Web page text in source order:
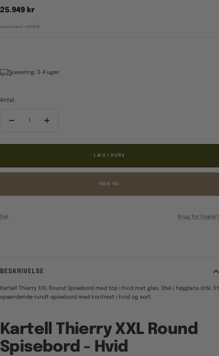
Tilbudspris
25.949 kr
Varenummer:04045BI
Levering: 3-4 uger
Antal:
Reducér
Forøg
LÆG I KURV
KØB NU
Del Brug for hjælp?
BESKRIVELSE
Kartell Thierry XXL Round Spisebord med top i hvid mat glas. Stel i højglans stål. Et
spændende rundt spisebord med kontrast i hvid og sort.
Kartell Thierry XXL Round
Spisebord - Hvid